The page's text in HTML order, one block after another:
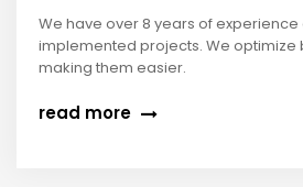
We have over 8 years of experience
implemented projects. We optimize
making them easier.
read more